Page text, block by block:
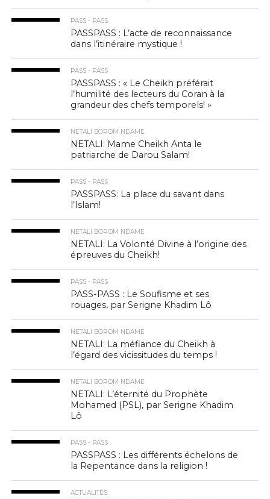
PASS - PASS
PASSPASS : L’acte de reconnaissance
dans l’itinéraire mystique !
PASS - PASS
PASSPASS : « Le Cheikh préférait
l’humilité des lecteurs du Coran à la
grandeur des chefs temporels! »
NETALI BOROM NDAME
NETALI: Mame Cheikh Anta le
patriarche de Darou Salam!
PASS - PASS
PASSPASS: La place du savant dans
l’Islam!
NETALI BOROM NDAME
NETALI: La Volonté Divine à l’origine des
épreuves du Cheikh!
PASS - PASS
PASS-PASS : Le Soufisme et ses
rouages, par Serigne Khadim Lô
NETALI BOROM NDAME
NETALI: La méfiance du Cheikh à
l’égard des vicissitudes du temps !
NETALI BOROM NDAME
NETALI: L’éternité du Prophète
Mohamed (PSL), par Serigne Khadim
Lô
PASS - PASS
PASSPASS : Les différents échelons de
la Repentance dans la religion !
ACTUALITÉS